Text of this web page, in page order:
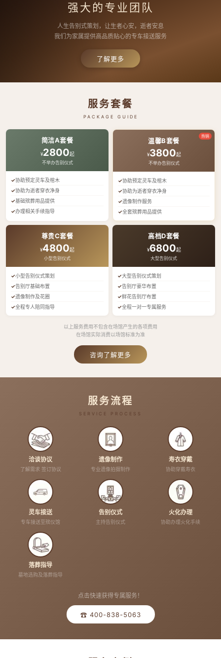
强大的专业团队
人生告别式策划，让生者心安，逝者安息
我们为家属提供高品质贴心的专车接送服务
了解更多
服务套餐
PACKAGE GUIDE
简洁A套餐
¥2800起
不举办告别仪式
协助预定灵车及棺木
协助为逝者穿衣净身
基础殡葬用品提供
办理相关手续指导
热销
温馨B套餐
¥3800起
不举办告别仪式
协助预定灵车及棺木
协助为逝者穿衣净身
遗像制作服务
全套殡葬用品提供
尊贵C套餐
¥4800起
小型告别仪式
小型告别仪式策划
告别厅基础布置
遗像制作及花圈
全程专人陪同指导
高档D套餐
¥6800起
大型告别仪式
大型告别仪式策划
告别厅豪华布置
鲜花告别厅布置
全程一对一专属服务
以上服务费用不包含在场馆产生的各项费用
在场馆实际消费以场馆标准为准
咨询了解更多
服务流程
SERVICE PROCESS
洽谈协议
了解需求 签订协议
遗像制作
专业遗像拍摄制作
寿衣穿戴
协助穿戴寿衣
灵车接送
专车接送至殡仪馆
告别仪式
主持告别仪式
火化办理
协助办理火化手续
落葬指导
墓地选购及落葬指导
点击快速获得专属服务！
☎ 400-838-5063